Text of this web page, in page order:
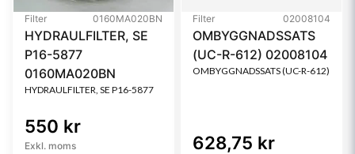
Filter 0160MA020BN
HYDRAULFILTER, SE
P16-5877
0160MA020BN
HYDRAULFILTER, SE P16-5877
550 kr
Exkl. moms
Filter 02008104
OMBYGGNADSSATS
(UC-R-612) 02008104
OMBYGGNADSSATS (UC-R-612)
628,75 kr